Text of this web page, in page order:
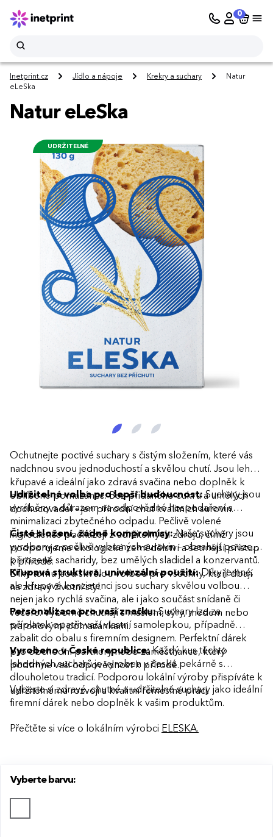
0
Inetprint.cz Jídlo a nápoje Krekry a suchary
Natur
eLeSka
Natur eLeSka
UDRŽITELNÉ
Ochutnejte poctivé suchary s čistým složením, které vás
nadchnou svou jednoduchostí a skvělou chutí. Jsou lehké,
křupavé a ideální jako zdravá svačina nebo doplněk k
oblíbené pomazánce. Bez přidaného cukru a umělých
dochucovadel – jen přírodní chuť kvalitních surovin.
Udržitelná volba pro lepší budoucnost:Suchary jsou
vyráběny s důrazem na odpovědné hospodaření a
minimalizaci zbytečného odpadu. Pečlivě volené
ingredience pocházejí z udržitelných zdrojů, čímž
podporujeme ekologické zemědělství a šetrnější přístup
k přírodě.
Čisté složení, žádné kompromisy:Naše suchary jsou
vyrobeny z pečlivě vybraných surovin – obsahují pouze
přirozené sacharidy, bez umělých sladidel a konzervantů.
Díky tomu jsou skvělou volbou pro všechny, kteří dbají
na zdravý životní styl.
Křupavá struktura, univerzální použití:Díky jemné,
ale křupavé konzistenci jsou suchary skvělou volbou
nejen jako rychlá svačina, ale i jako součást snídaně či
večeře. Výborně chutnají s máslem, sýry, medem nebo
tvarohovými pomazánkami.
Personalizace pro vaši značku:Suchary lze za
příplatek opatřit vaší vlastní samolepkou, případně
zabalit do obalu s firemním designem. Perfektní dárek
pro obchodní partnery nebo zaměstnance, který
podtrhne vaši odpovědnost k přírodě.
Vyrobeno v České republice:Každý kus těchto
lahodných sucharů je vyroben v české pekárně s
dlouholetou tradicí. Podporou lokální výroby přispíváte k
udržitelnému rozvoji a kvalitní řemeslné práci.
Vyberte si zdravé, chutné a udržitelné suchary jako ideální
firemní dárek nebo doplněk k vašim produktům.
Přečtěte si více o lokálním výrobci ELESKA.
Vyberte barvu: